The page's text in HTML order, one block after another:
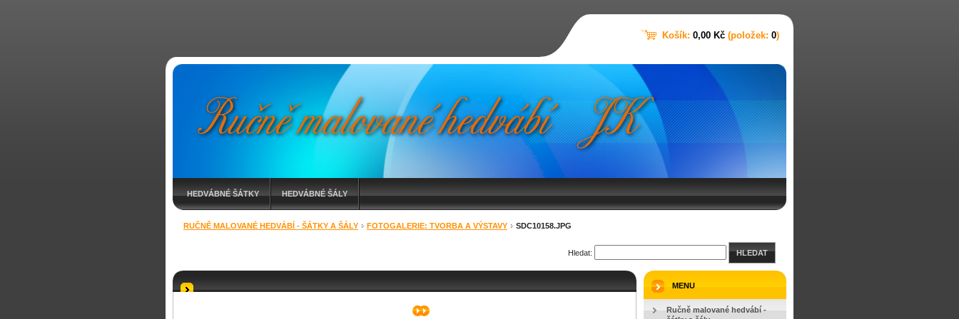
HEDVÁBNÉ ŠÁTKY HEDVÁBNÉ ŠÁLY
RUČNĚ MALOVANÉ HEDVÁBÍ - ŠÁTKY A ŠÁLY FOTOGALERIE: TVORBA A VÝSTAVY SDC10158.JPG
Hledat: HLEDAT
MENU
Ručně malované hedvábí -
Košík: 0,00 Kč (položek: 0)